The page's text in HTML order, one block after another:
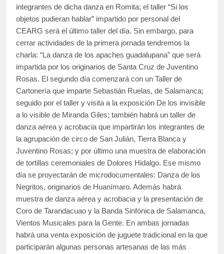
integrantes de dicha danza en Romita; el taller “Si los
objetos pudieran hablar” impartido por personal del
CEARG será el último taller del día. Sin embargo, para
cerrar actividades de la primera jornada tendremos la
charla: “La danza de los apaches guadalupana” que será
impartida por los originarios de Santa Cruz de Juventino
Rosas. El segundo día comenzará con un Taller de
Cartonería que imparte Sebastián Ruelas, de Salamanca;
seguido por el taller y visita a la exposición De los invisible
a lo visible de Miranda Giles; también habrá un taller de
danza aérea y acrobacia que impartirán los integrantes de
la agrupación de circo de San Julián, Tierra Blanca y
Juventino Rosas; y por último una muestra de elaboración
de tortillas ceremoniales de Dolores Hidalgo. Ese mismo
día se proyectarán de microdocumentales: Danza de los
Negritos, originarios de Huanímaro. Además habrá
muestra de danza aérea y acrobacia y la presentación de
Coro de Tarandacuao y la Banda Sinfónica de Salamanca,
Vientos Musicales para la Gente. En ambas jornadas
habrá una venta exposición de juguete tradicional en la que
participarán algunas personas artesanas de las más